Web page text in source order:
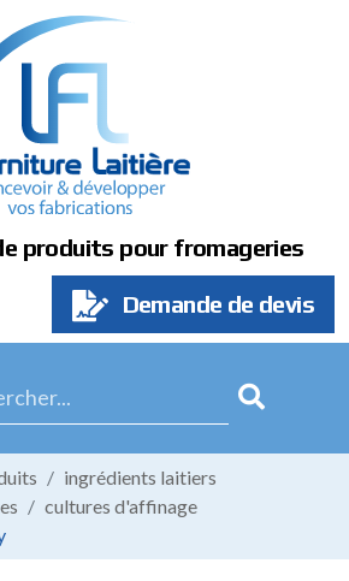
produits pour fromageries
Demande de devis
ingrédients laitiers
cultures d'affinage
des cookies